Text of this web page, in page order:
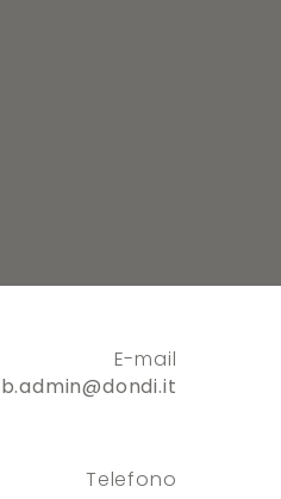
E-mail
Telefono